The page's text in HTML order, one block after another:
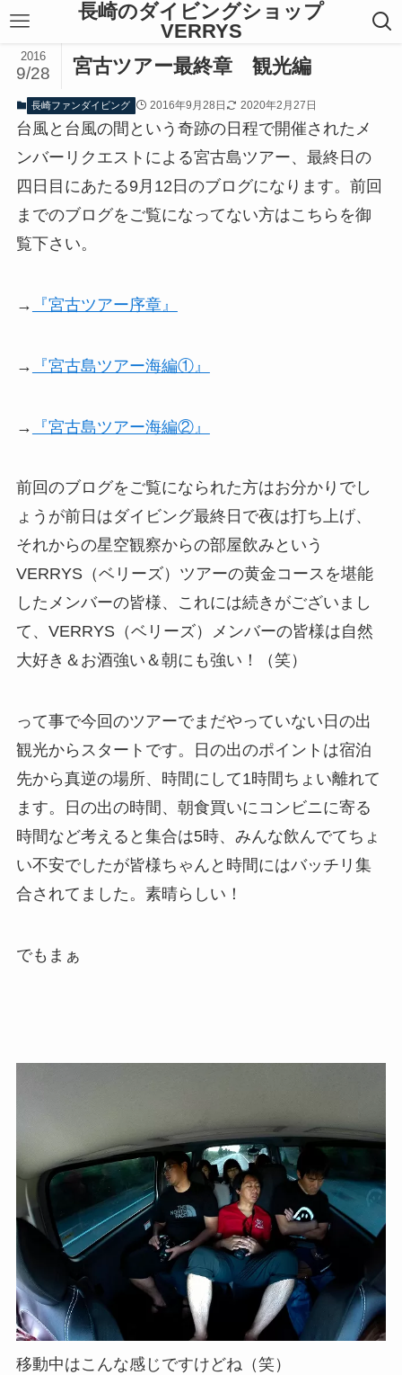
長崎のダイビングショップ
VERRYS
宮古ツアー最終章 観光編
2016
9/28
長崎ファンダイビング 2016年9月28日 2020年2月27日
台風と台風の間という奇跡の日程で開催されたメ
ンバーリクエストによる宮古島ツアー、最終日の
四日目にあたる9月12日のブログになります。前回
までのブログをご覧になってない方はこちらを御
覧下さい。
→ 『宮古ツアー序章』
→ 『宮古島ツアー海編①』
→ 『宮古島ツアー海編②』
前回のブログをご覧になられた方はお分かりでし
ょうが前日はダイビング最終日で夜は打ち上げ、
それからの星空観察からの部屋飲みという
VERRYS（ベリーズ）ツアーの黄金コースを堪能
したメンバーの皆様、これには続きがございまし
て、VERRYS（ベリーズ）メンバーの皆様は自然
大好き＆お酒強い＆朝にも強い！（笑）
って事で今回のツアーでまだやっていない日の出
観光からスタートです。日の出のポイントは宿泊
先から真逆の場所、時間にして1時間ちょい離れて
ます。日の出の時間、朝食買いにコンビニに寄る
時間など考えると集合は5時、みんな飲んでてちょ
い不安でしたが皆様ちゃんと時間にはバッチリ集
合されてました。素晴らしい！
でもまぁ
移動中はこんな感じですけどね（笑）